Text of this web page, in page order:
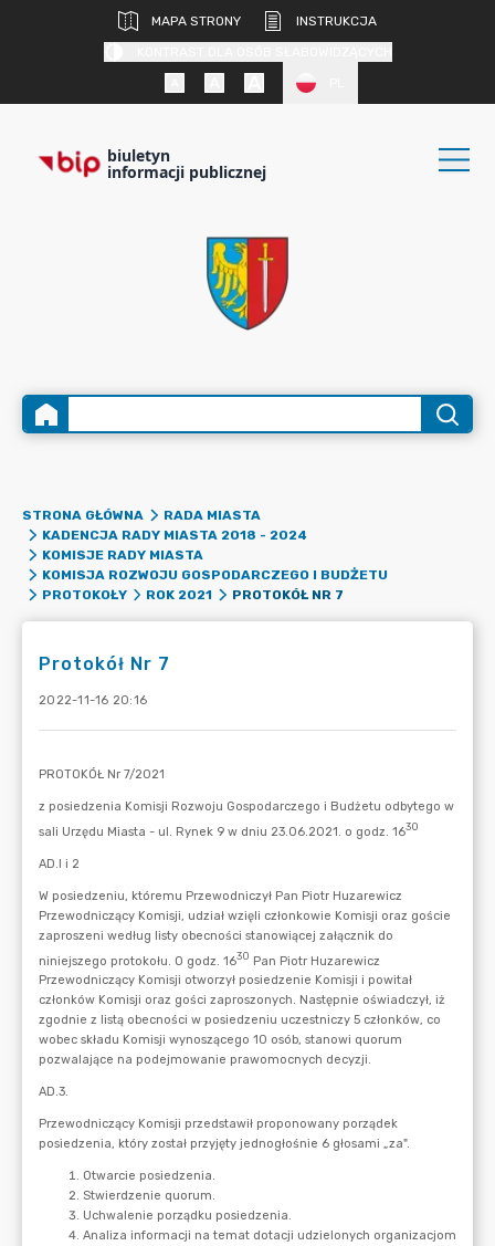
MAPA STRONY
INSTRUKCJA
biuletyn
informacji publicznej
STRONA GŁÓWNA
RADA MIASTA
KADENCJA RADY MIASTA 2018 - 2024
KOMISJE RADY MIASTA
KOMISJA ROZWOJU GOSPODARCZEGO I BUDŻETU
PROTOKOŁY
ROK 2021 PROTOKÓŁ NR 7
Protokół Nr 7
2022-11-16 20:16